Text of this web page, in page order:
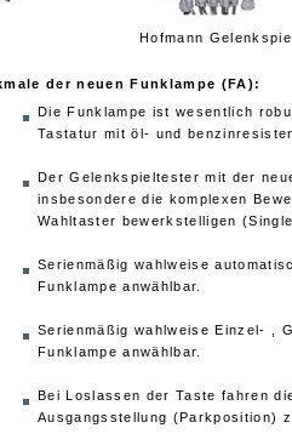
Hofmann
der neuen Funklampe (FA):
Die Funklampe ist wesentlich
Tastatur mit öl- und
Der Gelenkspieltester mit der
insbesondere die komplexen
Wahltaster bewerkstelligen
Serienmäßig wahlweise
Funklampe anwählbar.
Serienmäßig wahlweise Einzel- ,
Funklampe anwählbar.
Bei Loslassen der Taste fahren
Ausgangsstellung (Parkposition)